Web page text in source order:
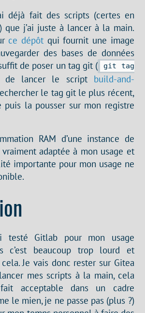
déjà fait des scripts (certes en
que j’ai juste à lancer à la main.
ce dépôt qui fournit une image
des bases de données
de poser un tag git (
git tag
de lancer le script build-and-
le tag git le plus récent,
puis la pousser sur mon registre
RAM d’une instance de
vraiment adaptée à mon usage et
importante pour mon usage ne
testé Gitlab pour mon usage
c’est beaucoup trop lourd et
Je vais donc rester sur Gitea
mes scripts à la main, cela
acceptable dans un cadre
le mien, je ne passe pas (plus ?)